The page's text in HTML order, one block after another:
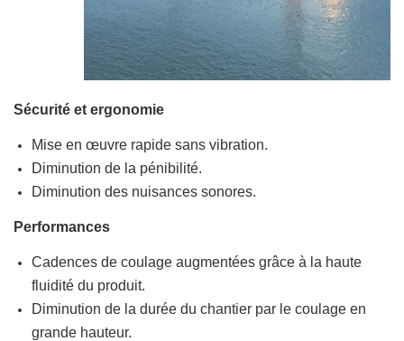
Sécurité et ergonomie
Mise en œuvre rapide sans vibration.
Diminution de la pénibilité.
Diminution des nuisances sonores.
Performances
Cadences de coulage augmentées grâce à la haute
fluidité du produit.
Diminution de la durée du chantier par le coulage en
grande hauteur.